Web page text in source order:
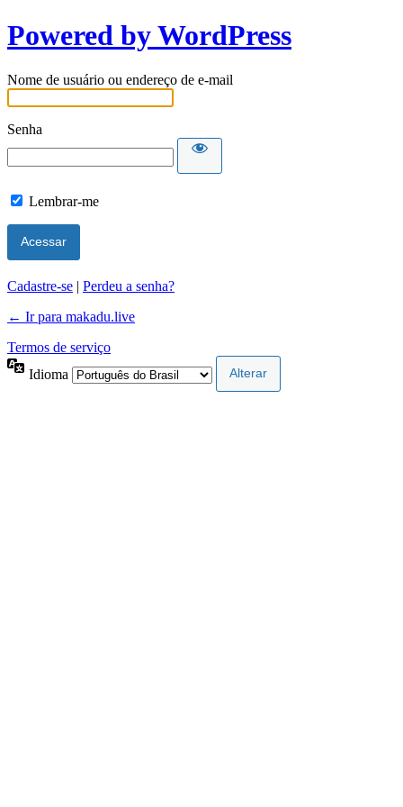
Powered by WordPress
Nome de usuário ou endereço de e-mail
Senha
Lembrar-me
Cadastre-se | Perdeu a senha?
← Ir para makadu.live
Termos de serviço
Idioma